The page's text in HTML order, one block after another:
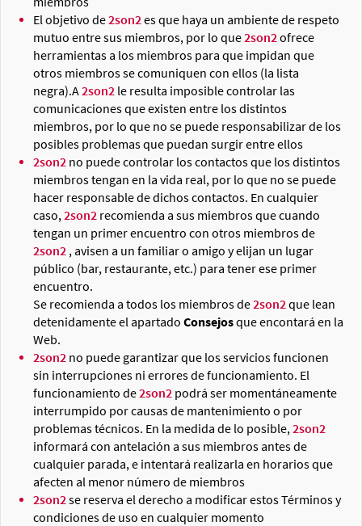
El objetivo de2son2 es que haya un ambiente de respeto
mutuo entre sus miembros, por lo que2son2 ofrece
herramientas a los miembros para que impidan que
otros miembros se comuniquen con ellos (la lista
negra).A2son2 le resulta imposible controlar las
comunicaciones que existen entre los distintos
miembros, por lo que no se puede responsabilizar de los
posibles problemas que puedan surgir entre ellos
2son2 no puede controlar los contactos que los distintos
miembros tengan en la vida real, por lo que no se puede
hacer responsable de dichos contactos. En cualquier
caso, 2son2 recomienda a sus miembros que cuando
tengan un primer encuentro con otros miembros de
2son2 , avisen a un familiar o amigo y elijan un lugar
público (bar, restaurante, etc.) para tener ese primer
encuentro.
Se recomienda a todos los miembros de2son2 que lean
detenidamente el apartado Consejosque encontará en la
Web.
2son2 no puede garantizar que los servicios funcionen
sin interrupciones ni errores de funcionamiento. El
funcionamiento de2son2 podrá ser momentáneamente
interrumpido por causas de mantenimiento o por
problemas técnicos. En la medida de lo posible, 2son2
informará con antelación a sus miembros antes de
cualquier parada, e intentará realizarla en horarios que
afecten al menor número de miembros
2son2 se reserva el derecho a modificar estos Términos y
condiciones de uso en cualquier momento